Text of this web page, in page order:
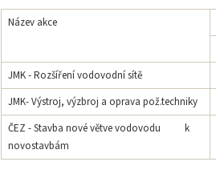
Název akce
JMK - Rozšíření vodovodní sítě
JMK- Výstroj, výzbroj a oprava pož.techniky
ČEZ - Stavba nové větve vodovodu k
novostavbám